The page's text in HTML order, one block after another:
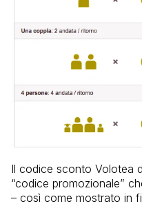
Il codice sconto Volotea
“codice promozionale”
– così come mostrato in